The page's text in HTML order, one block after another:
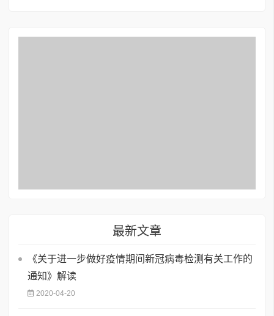
最新文章
《关于进一步做好疫情期间新冠病毒检测有关工作的
通知》解读
2020-04-20